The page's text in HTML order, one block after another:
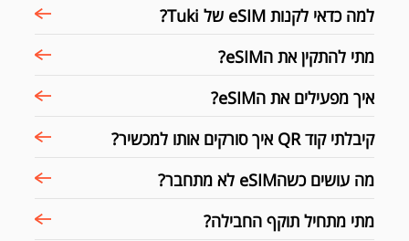
למה כדאי לקנות eSIM של Tuki?
מתי להתקין את הeSIM?
איך מפעילים את הeSIM?
קיבלתי קוד QR איך סורקים אותו למכשיר?
מה עושים כשהeSIM לא מתחבר?
מתי מתחיל תוקף החבילה?